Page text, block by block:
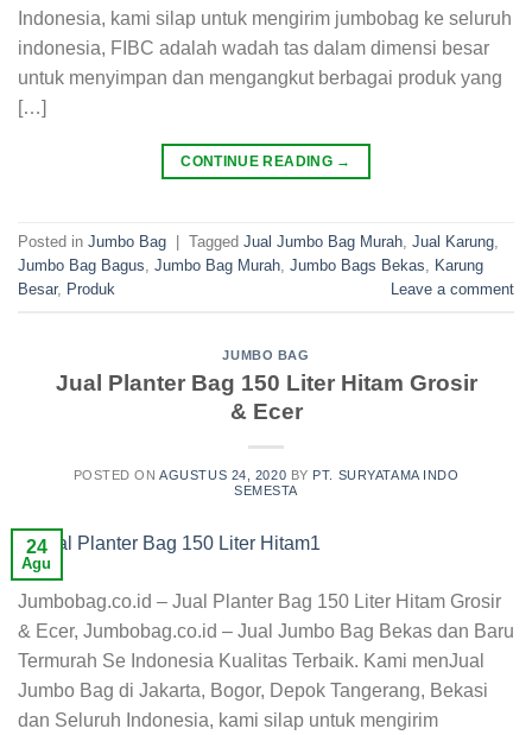
Indonesia, kami silap untuk mengirim jumbobag ke seluruh
indonesia, FIBC adalah wadah tas dalam dimensi besar
untuk menyimpan dan mengangkut berbagai produk yang
[…]
CONTINUE READING →
Posted in Jumbo Bag Tagged Jual Jumbo Bag Murah, Jual Karung,
Jumbo Bag Bagus, Jumbo Bag Murah, Jumbo Bags Bekas, Karung
Besar, Produk Leave a comment
JUMBO BAG
Jual Planter Bag 150 Liter Hitam Grosir
& Ecer
POSTED ONAGUSTUS 24, 2020 BY PT. SURYATAMA INDO
SEMESTA
24
Agu
Jumbobag.co.id – Jual Planter Bag 150 Liter Hitam Grosir
& Ecer, Jumbobag.co.id – Jual Jumbo Bag Bekas dan Baru
Termurah Se Indonesia Kualitas Terbaik. Kami menJual
Jumbo Bag di Jakarta, Bogor, Depok Tangerang, Bekasi
dan Seluruh Indonesia, kami silap untuk mengirim